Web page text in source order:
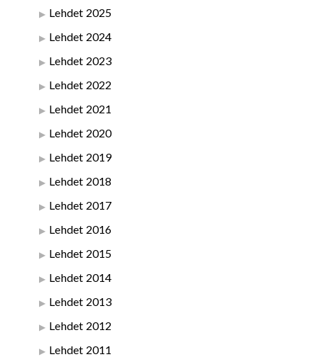
Lehdet 2025
Lehdet 2024
Lehdet 2023
Lehdet 2022
Lehdet 2021
Lehdet 2020
Lehdet 2019
Lehdet 2018
Lehdet 2017
Lehdet 2016
Lehdet 2015
Lehdet 2014
Lehdet 2013
Lehdet 2012
Lehdet 2011